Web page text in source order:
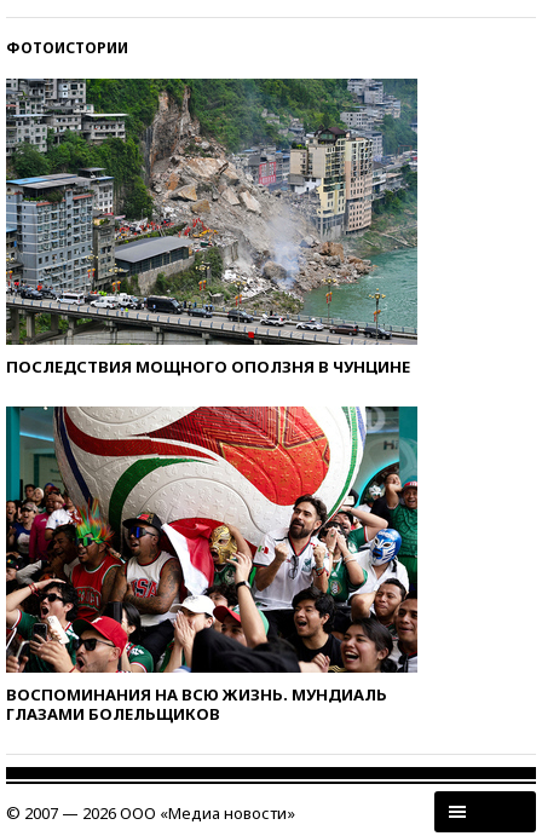
ФОТОИСТОРИИ
ПОСЛЕДСТВИЯ МОЩНОГО ОПОЛЗНЯ В ЧУНЦИНЕ
ВОСПОМИНАНИЯ НА ВСЮ ЖИЗНЬ. МУНДИАЛЬ
ГЛАЗАМИ БОЛЕЛЬЩИКОВ
© 2007 — 2026 ООО «Медиа новости»